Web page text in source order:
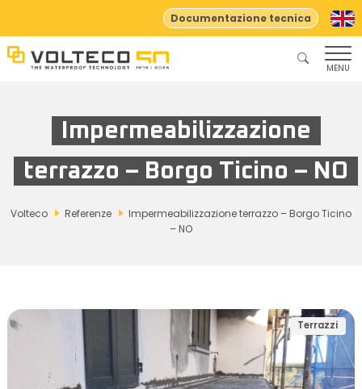
Documentazione tecnica
MENU
Impermeabilizzazione
terrazzo – Borgo Ticino – NO
Volteco Referenze
Impermeabilizzazione terrazzo – Borgo Ticino
– NO
Terrazzi